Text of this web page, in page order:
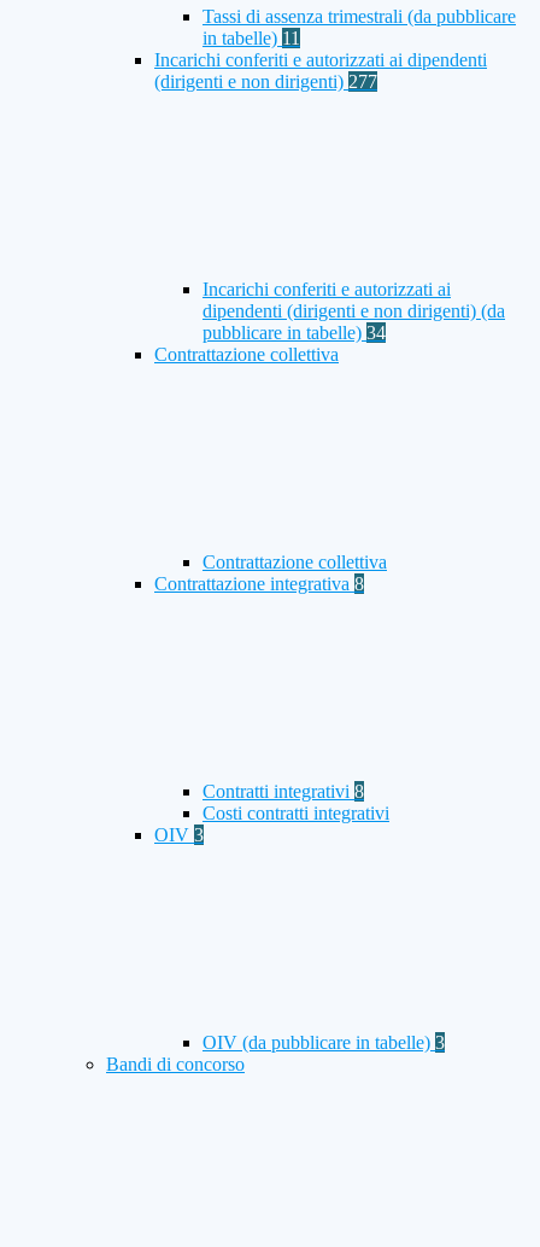
Tassi di assenza trimestrali (da pubblicare
in tabelle) 11
Incarichi conferiti e autorizzati ai dipendenti
(dirigenti e non dirigenti) 277
Incarichi conferiti e autorizzati ai
dipendenti (dirigenti e non dirigenti) (da
pubblicare in tabelle) 34
Contrattazione collettiva
Contrattazione collettiva
Contrattazione integrativa 8
Contratti integrativi 8
Costi contratti integrativi
OIV 3
OIV (da pubblicare in tabelle) 3
Bandi di concorso